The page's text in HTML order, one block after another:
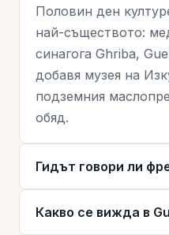
Половин ден
най-съществото:
синагога Ghriba,
добавя музея на
подземния
обяд.
Гидът говори ли
Какво се вижда в